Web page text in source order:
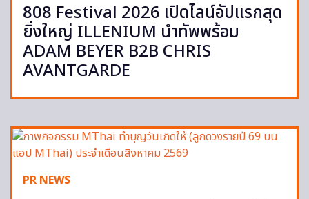
808 Festival 2026 เปิดไลน์อัปแรกสุด
ยิ่งใหญ่ ILLENIUM นำทัพพร้อม
ADAM BEYER B2B CHRIS
AVANTGARDE
PR NEWS